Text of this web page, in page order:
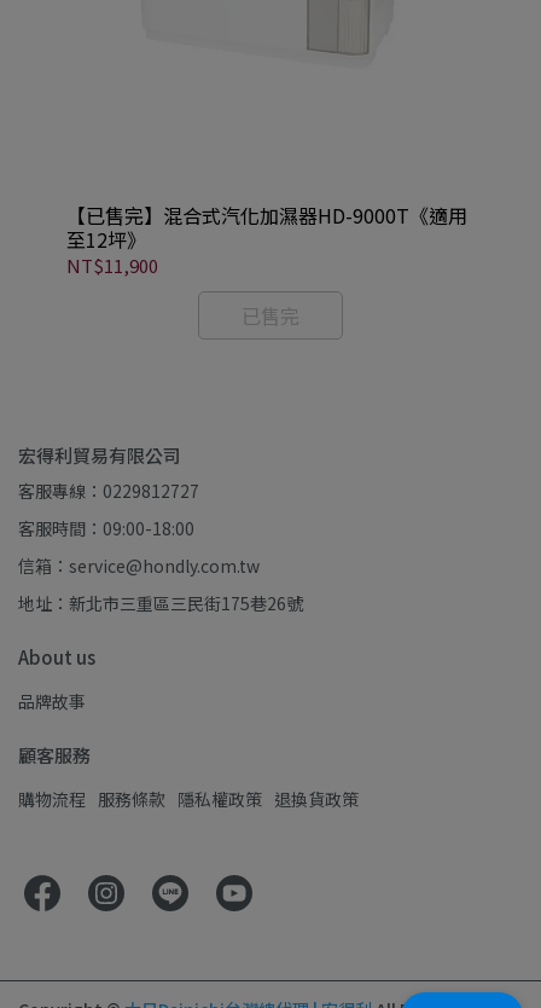
【已售完】混合式汽化加濕器HD-9000T《適用
至12坪》
NT$11,900
已售完
宏得利貿易有限公司
客服專線：0229812727
客服時間：09:00-18:00
信箱：service@hondly.com.tw
地址：新北市三重區三民街175巷26號
About us
品牌故事
顧客服務
購物流程 服務條款 隱私權政策 退換貨政策